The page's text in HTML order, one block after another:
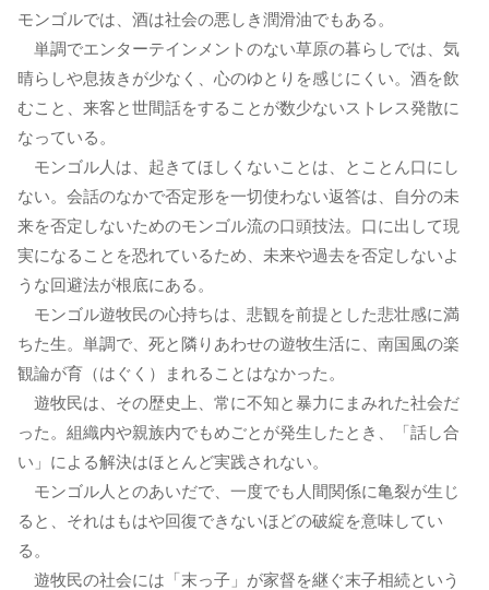
モンゴルでは、酒は社会の悪しき潤滑油でもある。
単調でエンターテインメントのない草原の暮らしでは、気
晴らしや息抜きが少なく、心のゆとりを感じにくい。酒を飲
むこと、来客と世間話をすることが数少ないストレス発散に
なっている。
モンゴル人は、起きてほしくないことは、とことん口にし
ない。会話のなかで否定形を一切使わない返答は、自分の未
来を否定しないためのモンゴル流の口頭技法。口に出して現
実になることを恐れているため、未来や過去を否定しないよ
うな回避法が根底にある。
モンゴル遊牧民の心持ちは、悲観を前提とした悲壮感に満
ちた生。単調で、死と隣りあわせの遊牧生活に、南国風の楽
観論が育（はぐく）まれることはなかった。
遊牧民は、その歴史上、常に不知と暴力にまみれた社会だ
った。組織内や親族内でもめごとが発生したとき、「話し合
い」による解決はほとんど実践されない。
モンゴル人とのあいだで、一度でも人間関係に亀裂が生じ
ると、それはもはや回復できないほどの破綻を意味してい
る。
遊牧民の社会には「末っ子」が家督を継ぐ末子相続という